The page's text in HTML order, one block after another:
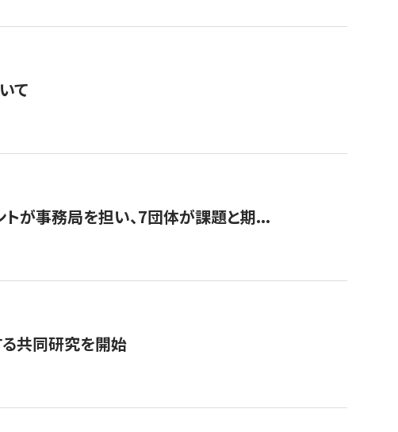
て
トが事務局を担い、7団体が課題と期...
る共同研究を開始